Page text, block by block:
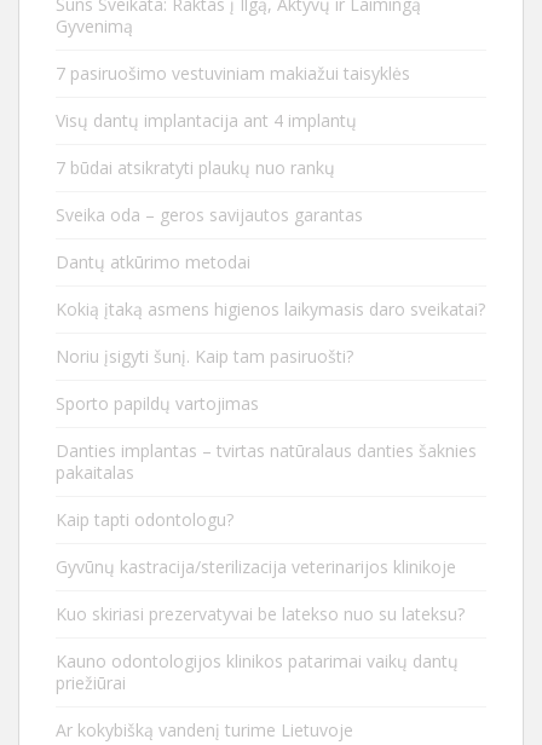
Gyvenimą
7 pasiruošimo vestuviniam makiažui taisyklės
Visų dantų implantacija ant 4 implantų
7 būdai atsikratyti plaukų nuo rankų
Sveika oda – geros savijautos garantas
Dantų atkūrimo metodai
Kokią įtaką asmens higienos laikymasis daro sveikatai?
Noriu įsigyti šunį. Kaip tam pasiruošti?
Sporto papildų vartojimas
Danties implantas – tvirtas natūralaus danties šaknies
pakaitalas
Kaip tapti odontologu?
Gyvūnų kastracija/sterilizacija veterinarijos klinikoje
Kuo skiriasi prezervatyvai be latekso nuo su lateksu?
Kauno odontologijos klinikos patarimai vaikų dantų
priežiūrai
Ar kokybišką vandenį turime Lietuvoje